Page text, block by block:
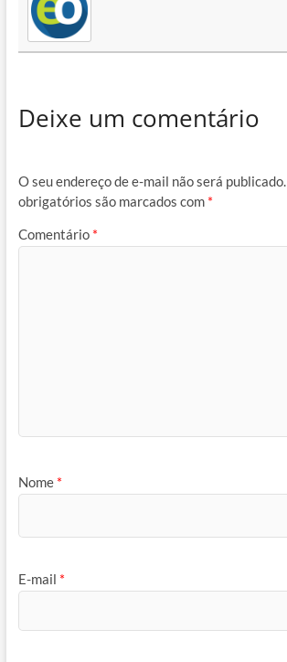
Deixe um comentário
O seu endereço de e-mail não será publicado.
obrigatórios são marcados com *
Comentário *
Nome *
E-mail *